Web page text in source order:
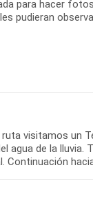
para hacer
pudieran
visitamos un
agua de la lluvia.
Continuación